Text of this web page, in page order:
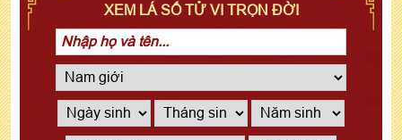
XEM LÁ SỐ TỬ VI TRỌN ĐỜI